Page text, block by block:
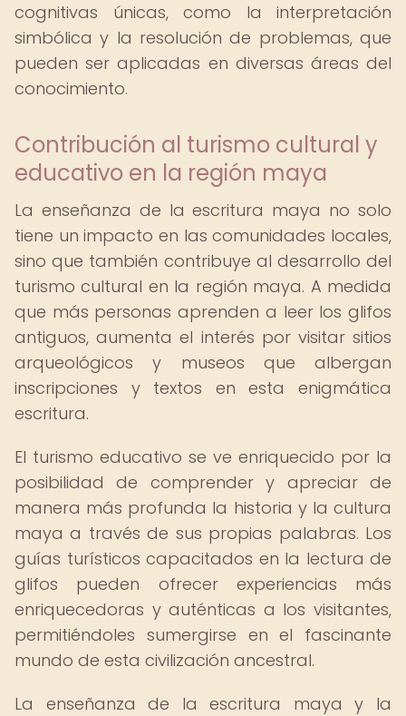
cognitivas únicas, como la interpretación
simbólica y la resolución de problemas, que
pueden ser aplicadas en diversas áreas del
conocimiento.
Contribución al turismo cultural y
educativo en la región maya
La enseñanza de la escritura maya no solo
tiene un impacto en las comunidades locales,
sino que también contribuye al desarrollo del
turismo cultural en la región maya. A medida
que más personas aprenden a leer los glifos
antiguos, aumenta el interés por visitar sitios
arqueológicos y museos que albergan
inscripciones y textos en esta enigmática
escritura.
El turismo educativo se ve enriquecido por la
posibilidad de comprender y apreciar de
manera más profunda la historia y la cultura
maya a través de sus propias palabras. Los
guías turísticos capacitados en la lectura de
glifos pueden ofrecer experiencias más
enriquecedoras y auténticas a los visitantes,
permitiéndoles sumergirse en el fascinante
mundo de esta civilización ancestral.
La enseñanza de la escritura maya y la